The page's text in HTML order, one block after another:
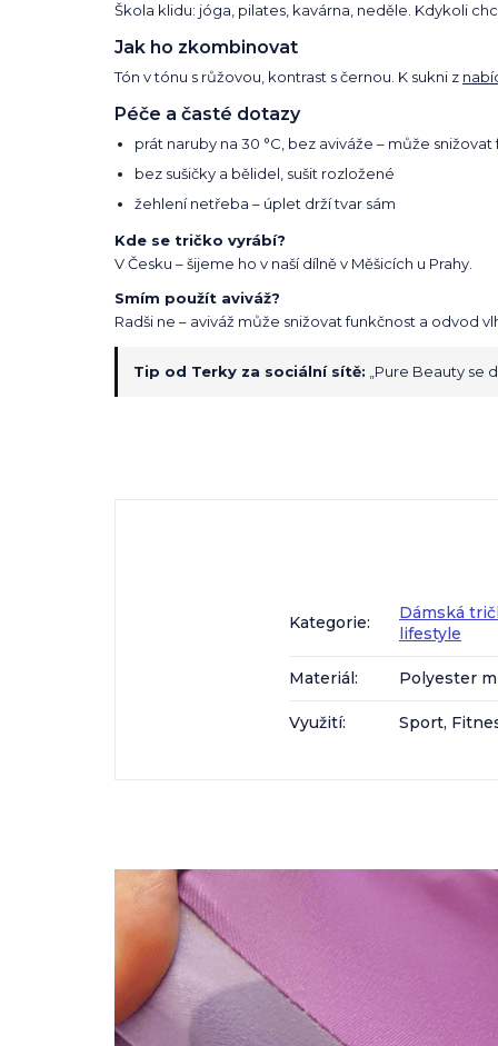
Škola klidu: jóga, pilates, kavárna, neděle. Kdykoli
Jak ho zkombinovat
Tón v tónu s růžovou, kontrast s černou. K sukni z
Péče a časté dotazy
prát naruby na 30 °C, bez aviváže – může
bez sušičky a bělidel, sušit rozložené
žehlení netřeba – úplet drží tvar sám
Kde se tričko vyrábí?
V Česku – šijeme ho v naší dílně v Měšicích u Prahy.
Smím použít aviváž?
Radši ne – aviváž může snižovat funkčnost a odvod
Tip od Terky za sociální sítě: „Pure Beauty se
Kategorie:
Dámská
lifestyle
Materiál: Polyester
Využití: Sport,